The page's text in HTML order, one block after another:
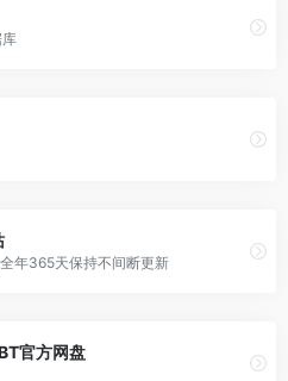
年365天保持不间断更新
官方网盘